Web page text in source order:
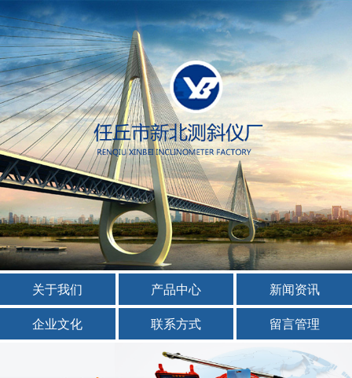
关于我们 产品中心
新闻资讯
企业文化
联系方式 留言管理